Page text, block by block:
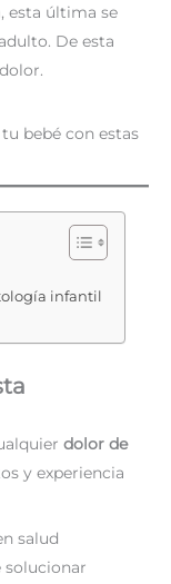
esta última se
De esta
bebé con estas
infantil
dolor de
y experiencia
salud
solucionar